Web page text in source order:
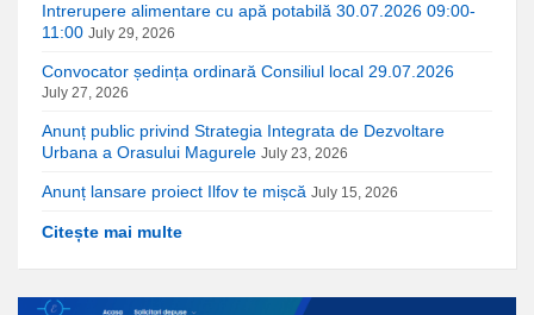
Intrerupere alimentare cu apă potabilă 30.07.2026 09:00-
11:00 July 29, 2026
Convocator ședința ordinară Consiliul local 29.07.2026
July 27, 2026
Anunț public privind Strategia Integrata de Dezvoltare
Urbana a Orasului Magurele July 23, 2026
Anunț lansare proiect Ilfov te mișcă July 15, 2026
Citește mai multe